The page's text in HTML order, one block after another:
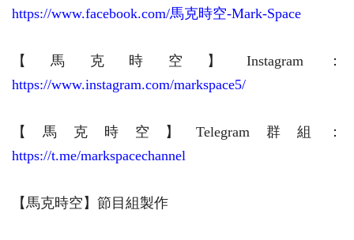
https://www.facebook.com/馬克時空-Mark-Space
【馬克時空】 Instagram：
https://www.instagram.com/markspace5/
【馬克時空】Telegram群組：
https://t.me/markspacechannel
【馬克時空】節目組製作